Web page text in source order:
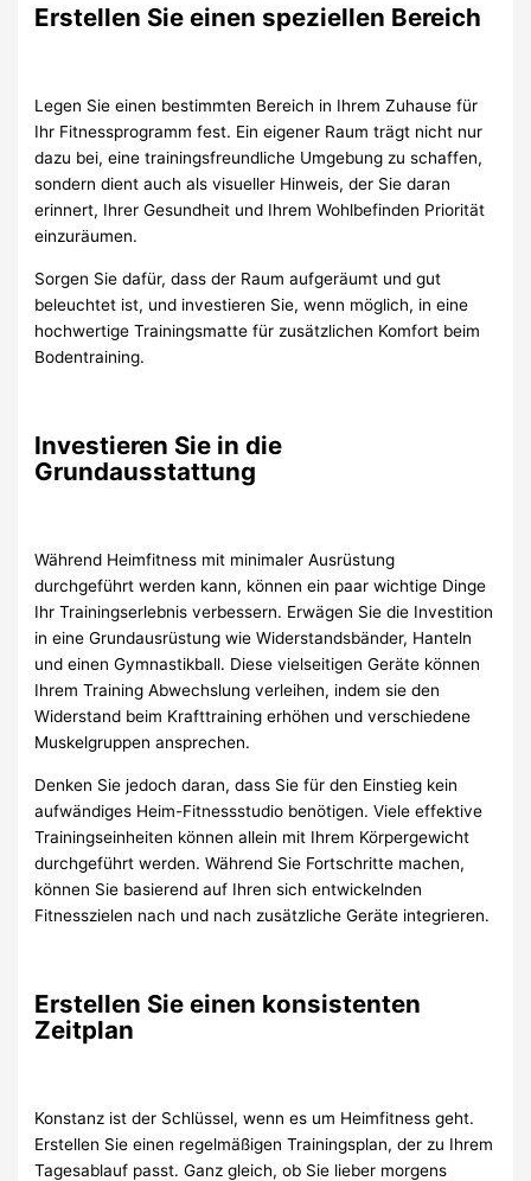
Erstellen Sie einen speziellen Bereich
Legen Sie einen bestimmten Bereich in Ihrem Zuhause für
Ihr Fitnessprogramm fest. Ein eigener Raum trägt nicht nur
dazu bei, eine trainingsfreundliche Umgebung zu schaffen,
sondern dient auch als visueller Hinweis, der Sie daran
erinnert, Ihrer Gesundheit und Ihrem Wohlbefinden Priorität
einzuräumen.
Sorgen Sie dafür, dass der Raum aufgeräumt und gut
beleuchtet ist, und investieren Sie, wenn möglich, in eine
hochwertige Trainingsmatte für zusätzlichen Komfort beim
Bodentraining.
Investieren Sie in die
Grundausstattung
Während Heimfitness mit minimaler Ausrüstung
durchgeführt werden kann, können ein paar wichtige Dinge
Ihr Trainingserlebnis verbessern. Erwägen Sie die Investition
in eine Grundausrüstung wie Widerstandsbänder, Hanteln
und einen Gymnastikball. Diese vielseitigen Geräte können
Ihrem Training Abwechslung verleihen, indem sie den
Widerstand beim Krafttraining erhöhen und verschiedene
Muskelgruppen ansprechen.
Denken Sie jedoch daran, dass Sie für den Einstieg kein
aufwändiges Heim-Fitnessstudio benötigen. Viele effektive
Trainingseinheiten können allein mit Ihrem Körpergewicht
durchgeführt werden. Während Sie Fortschritte machen,
können Sie basierend auf Ihren sich entwickelnden
Fitnesszielen nach und nach zusätzliche Geräte integrieren.
Erstellen Sie einen konsistenten
Zeitplan
Konstanz ist der Schlüssel, wenn es um Heimfitness geht.
Erstellen Sie einen regelmäßigen Trainingsplan, der zu Ihrem
Tagesablauf passt. Ganz gleich, ob Sie lieber morgens